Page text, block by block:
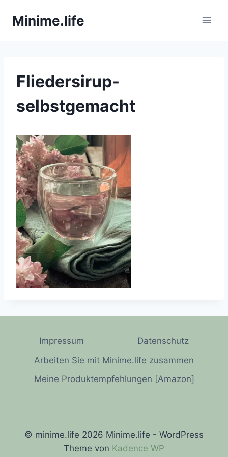
InhaltMinime.life
Fliedersirup-
selbstgemacht
Impressum
Datenschutz
Arbeiten Sie mit Minime.life zusammen
Meine Produktempfehlungen [Amazon]
© minime.life 2026 Minime.life - WordPress
Theme von Kadence WP